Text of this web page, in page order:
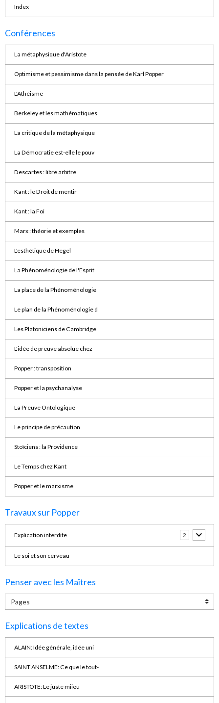
Index
Conférences
La métaphysique d'Aristote
Optimisme et pessimisme dans la pensée de Karl Popper
L'Athéisme
Berkeley et les mathématiques
La critique de la métaphysique
La Démocratie est-elle le pouv
Descartes : libre arbitre
Kant : le Droit de mentir
Kant : la Foi
Marx : théorie et exemples
L'esthétique de Hegel
La Phénoménologie de l'Esprit
La place de la Phénoménologie
Le plan de la Phénoménologie d
Les Platoniciens de Cambridge
L'idée de preuve absolue chez
Popper : transposition
Popper et la psychanalyse
La Preuve Ontologique
Le principe de précaution
Stoïciens : la Providence
Le Temps chez Kant
Popper et le marxisme
Travaux sur Popper
Explication interdite 2
Le soi et son cerveau
Penser avec les Maîtres
Explications de textes
ALAIN: Idée générale, idée uni
SAINT ANSELME: Ce que le tout-
ARISTOTE: Le juste miieu